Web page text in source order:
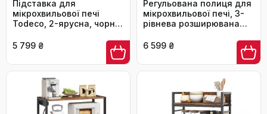
Підставка для
мікрохвильової печі
Todeco, 2-ярусна, чорна,
(36-60) x 36 x 44 см, до
5 799 ₴
Регульована полиця для
мікрохвильової печі, 3-
рівнева розширювана
кухні з 6 гачками, з
вуглецевої сталі, чорний
6 599 ₴